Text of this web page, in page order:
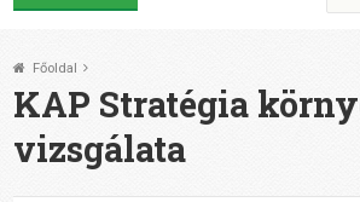
Támogatóink
CSATLAKOZZ hozzánk!
Elérhetőségeink
Főoldal
KAP Stratégia
vizsgálata